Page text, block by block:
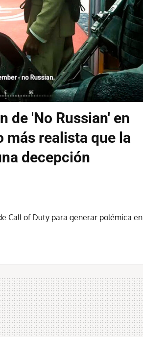
de 'No Russian' en
más realista que la
decepción
Call of Duty para generar polémica en